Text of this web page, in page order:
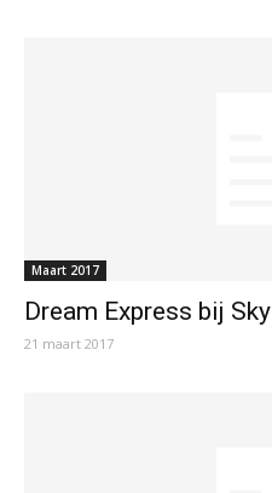
Maart 2017
Dream Express bij Sky
21 maart 2017